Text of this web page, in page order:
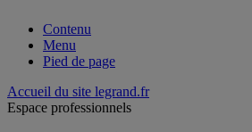
Contenu
Menu
Pied de page
Accueil du site legrand.fr
Espace professionnels